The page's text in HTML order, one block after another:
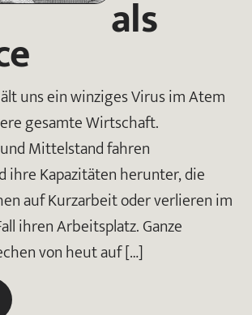
als
uns ein winziges Virus im Atem
gesamte Wirtschaft.
Mittelstand fahren
ihre Kapazitäten herunter, die
auf Kurzarbeit oder verlieren im
ihren Arbeitsplatz. Ganze
von heut auf […]